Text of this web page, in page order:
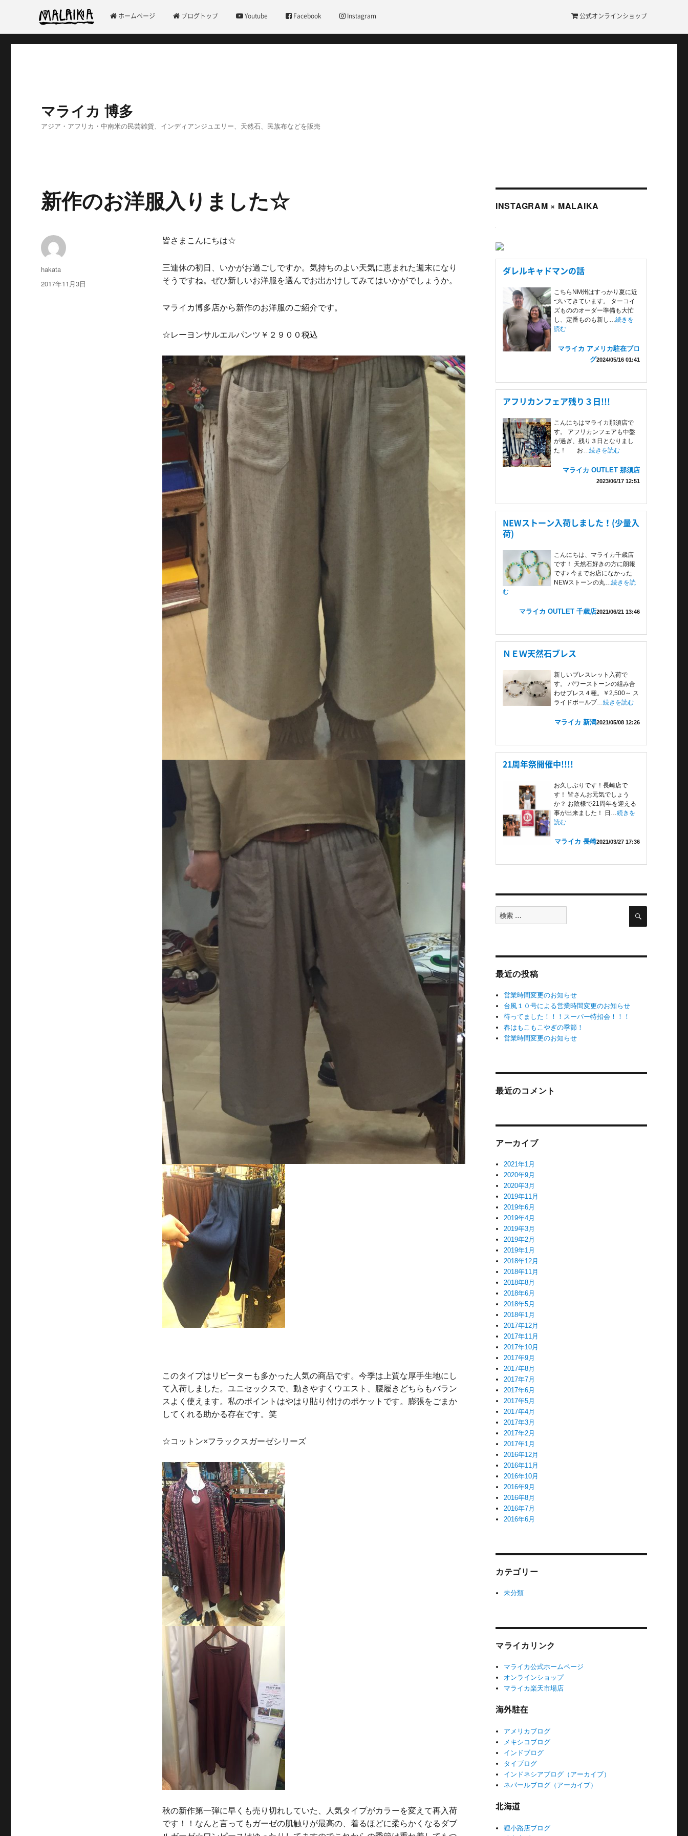
マライカ 博多
アジア・アフリカ・中南米の民芸雑貨、インディアンジュエリー、天然石、民族布などを販売
新作のお洋服入りました☆
皆さまこんにちは☆
三連休の初日、いかがお過ごしですか。気持ちのよい天気に恵まれた週末になり
そうですね。ぜひ新しいお洋服を選んでお出かけしてみてはいかがでしょうか。
マライカ博多店から新作のお洋服のご紹介です。
☆レーヨンサルエルパンツ￥２９００税込
このタイプはリピーターも多かった人気の商品です。今季は上質な厚手生地にし
て入荷しました。ユニセックスで、動きやすくウエスト、腰履きどちらもバラン
スよく使えます。私のポイントはやはり貼り付けのポケットです。膨張をごまか
してくれる助かる存在です。笑
☆コットン×フラックスガーゼシリーズ
秋の新作第一弾に早くも売り切れしていた、人気タイプがカラーを変えて再入荷
です！！なんと言ってもガーゼの肌触りが最高の、着るほどに柔らかくなるダブ
投
稿
hakata
投
2017年11月3日
INSTAGRAM × MALAIKA
ダレルキャドマンの話
こちらNM州はすっかり夏に近
づいてきています。 ターコイ
ズもののオーダー準備も大忙
し、定番ものも新し…続きを
読む
マライカ アメリカ駐在ブロ
グ2024/05/16 01:41
アフリカンフェア残り３日!!!
こんにちはマライカ那須店で
す。 アフリカンフェアも中盤
が過ぎ、残り３日となりまし
た！ お…続きを読む
マライカ OUTLET 那須店
2023/06/17 12:51
NEWストーン入荷しました！(少量入
荷)
こんにちは、マライカ千歳店
です！ 天然石好きの方に朗報
です♪ 今までお店になかった
NEWストーンの丸…続きを読
む
マライカ OUTLET 千歳店2021/06/21 13:46
ＮＥＷ天然石ブレス
新しいブレスレット入荷で
す。 パワーストーンの組み合
わせブレス４種。￥2,500～ ス
ライドボールブ…続きを読む
マライカ 新潟2021/05/08 12:26
21周年祭開催中!!!!
お久しぶりです！長崎店で
す！ 皆さんお元気でしょう
か？ お陰様で21周年を迎える
事が出来ました！ 日…続きを
読む
マライカ 長崎2021/03/27 17:36
検
索
検
最近の投稿
営業時間変更のお知らせ
台風１０号による営業時間変更のお知らせ
待ってました！！！スーパー特招会！！！
春はもこもこやぎの季節！
営業時間変更のお知らせ
最近のコメント
アーカイブ
2021年1月
2020年9月
2020年3月
2019年11月
2019年6月
2019年4月
2019年3月
2019年2月
2019年1月
2018年12月
2018年11月
2018年8月
2018年6月
2018年5月
2018年1月
2017年12月
2017年11月
2017年10月
2017年9月
2017年8月
2017年7月
2017年6月
2017年5月
2017年4月
2017年3月
2017年2月
2017年1月
2016年12月
2016年11月
2016年10月
2016年9月
2016年8月
2016年7月
2016年6月
カテゴリー
未分類
マライカリンク
マライカ公式ホームページ
オンラインショップ
マライカ楽天市場店
海外駐在
アメリカブログ
メキシコブログ
インドブログ
タイブログ
インドネシアブログ（アーカイブ）
ネパールブログ（アーカイブ）
北海道
狸小路店ブログ
ホームページ ブログトップ Youtube Facebook Instagram 公式オンラインショップ